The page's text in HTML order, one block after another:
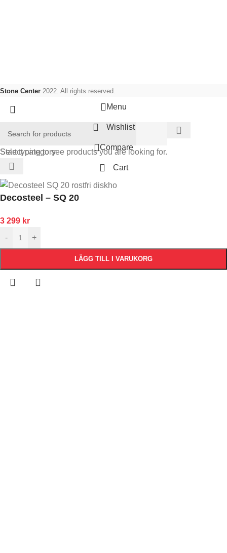
Stone Center 2022. All rights reserved.
Select category
Start typing to see products you are looking for.
Menu
Wishlist
Compare
Cart
Decosteel – SQ 20
3 299 kr
-
+
LÄGG TILL I VARUKORG